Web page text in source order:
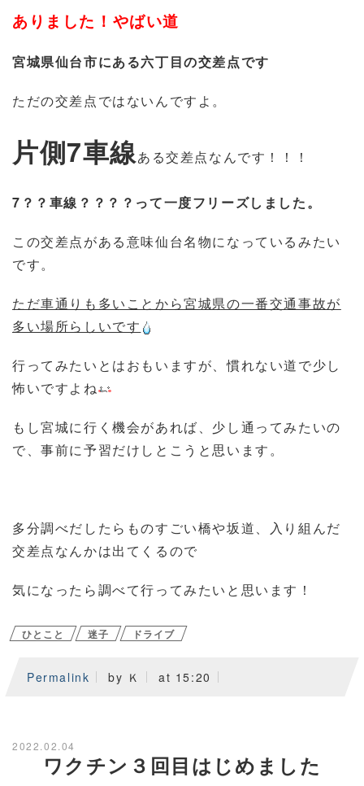
ありました！やばい道
宮城県仙台市にある六丁目の交差点です
ただの交差点ではないんですよ。
片側7車線ある交差点なんです！！！
7？？車線？？？？って一度フリーズしました。
この交差点がある意味仙台名物になっているみたい
です。
ただ車通りも多いことから宮城県の一番交通事故が
多い場所らしいです
行ってみたいとはおもいますが、慣れない道で少し
怖いですよね
もし宮城に行く機会があれば、少し通ってみたいの
で、事前に予習だけしとこうと思います。
多分調べだしたらものすごい橋や坂道、入り組んだ
交差点なんかは出てくるので
気になったら調べて行ってみたいと思います！
ひとこと 迷子 ドライブ
Permalink by Ｋ at 15:20
2022.02.04
ワクチン３回目はじめました